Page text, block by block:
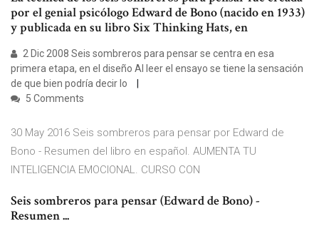
por el genial psicólogo Edward de Bono (nacido en 1933)
y publicada en su libro Six Thinking Hats, en
2 Dic 2008 Seis sombreros para pensar se centra en esa
primera etapa, en el diseño Al leer el ensayo se tiene la sensación
de que bien podría decir lo
5 Comments
30 May 2016 Seis sombreros para pensar por Edward de
Bono - Resumen del libro en español. AUMENTA TU
INTELIGENCIA EMOCIONAL. CURSO CON
Seis sombreros para pensar (Edward de Bono) -
Resumen ...